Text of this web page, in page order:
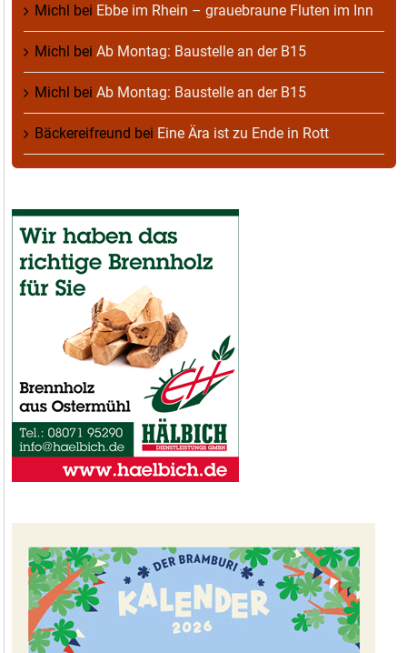
Michl bei Ebbe im Rhein – grauebraune Fluten im Inn
Michl bei Ab Montag: Baustelle an der B15
Michl bei Ab Montag: Baustelle an der B15
Bäckereifreund bei Eine Ära ist zu Ende in Rott